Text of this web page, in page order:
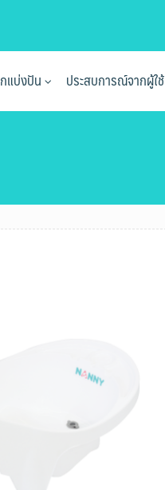
แบ่งปัน ประสบการณ์จากผู้ใช้